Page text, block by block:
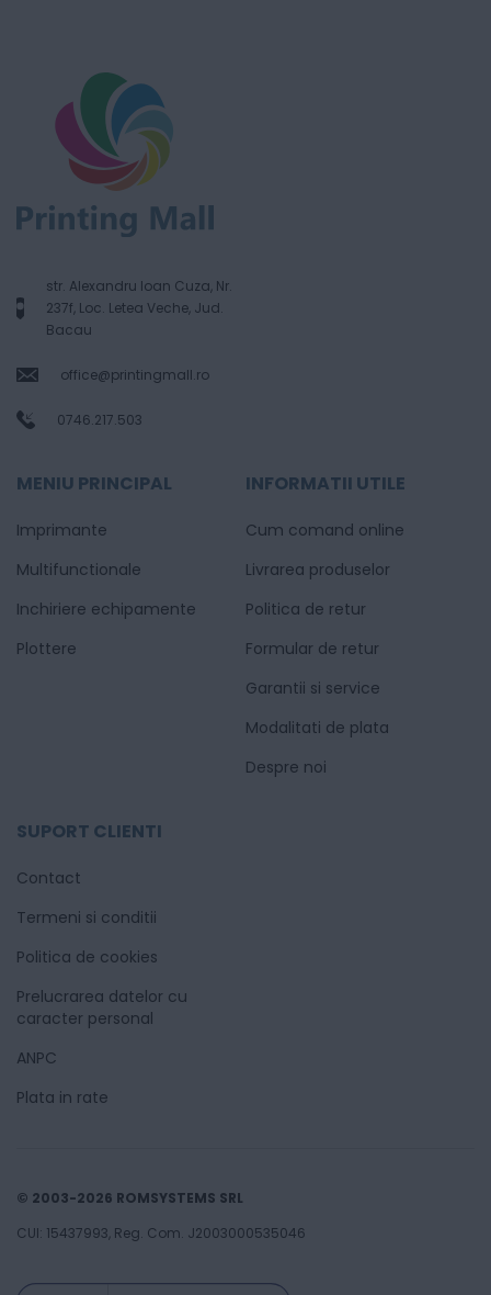
str. Alexandru Ioan Cuza, Nr.
237f, Loc. Letea Veche, Jud.
Bacau
office@printingmall.ro
0746.217.503
MENIU PRINCIPAL
Imprimante
Multifunctionale
Inchiriere echipamente
Plottere
INFORMATII UTILE
Cum comand online
Livrarea produselor
Politica de retur
Formular de retur
Garantii si service
Modalitati de plata
Despre noi
SUPORT CLIENTI
Contact
Termeni si conditii
Politica de cookies
Prelucrarea datelor cu
caracter personal
ANPC
Plata in rate
© 2003-2026 ROMSYSTEMS SRL
CUI: 15437993, Reg. Com. J2003000535046